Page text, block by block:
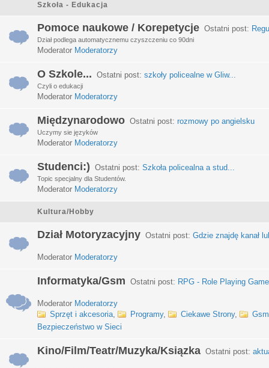
Szkoła - Edukacja
Pomoce naukowe / Korepetycje Ostatni post:
Dział podlega automatycznemu czyszczeniu co 90dni
Moderator Moderatorzy
O Szkole... Ostatni post: szkoły policealne w Gliw...
Czyli o edukacji
Moderator Moderatorzy
Międzynarodowo Ostatni post: rozmowy po angielsku
Uczymy sie języków
Moderator Moderatorzy
Studenci:) Ostatni post: Szkoła policealna a stud...
Topic specjalny dla Studentów.
Moderator Moderatorzy
Kultura/Hobby
Dział Motoryzacyjny Ostatni post: Gdzie znajdę kanał
Moderator Moderatorzy
Informatyka/Gsm Ostatni post: RPG - Role Playing
Moderator Moderatorzy
Sprzęt i akcesoria, Programy, Ciekawe Strony,
Gsm
Bezpieczeństwo w Sieci
Kino/Film/Teatr/Muzyka/Ksiązka Ostatni post: